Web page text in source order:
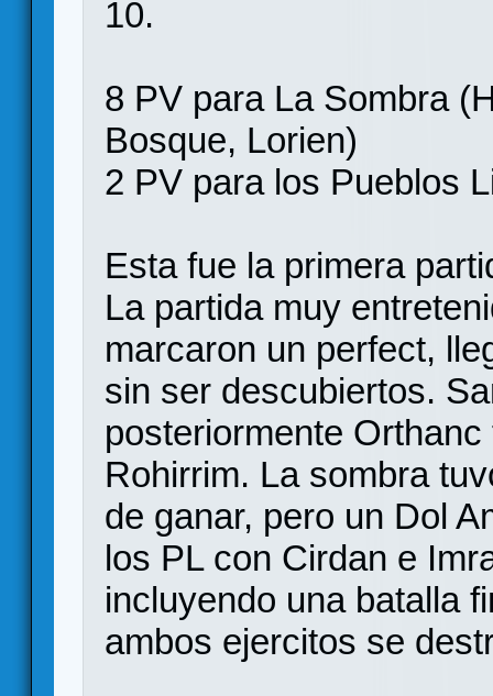
10.
8 PV para La Sombra
Bosque, Lorien)
2 PV para los Pueblos
Esta fue la primera
La partida muy
marcaron un perfect,
sin ser descubiertos.
posteriormente
Rohirrim. La sombra
de ganar, pero un Dol
los PL con Cirdan e
incluyendo una batalla
ambos ejercitos se